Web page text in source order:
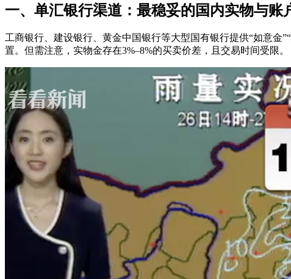
一、单汇银行渠道：最稳妥的国内实物与账
工商银行、建设银行、黄金中国银行等大型国有银行提供“如意金
置。但需注意，实物金存在3%–8%的买卖价差，且交易时间受限。